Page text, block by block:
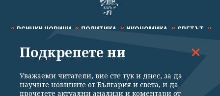
ВСИЧКИ НОВИНИ ПОЛИТИКА ИКОНОМИКА СВЕТЪТ
СПОРТ КУЛТУРА ТЕХНОЛОГИИ КАЛЕЙДОСКОП
Подкрепете ни
Уважаеми читатели, вие сте тук и днес, за да
научите новините от България и света, и да
прочетете актуални анализи и коментари от